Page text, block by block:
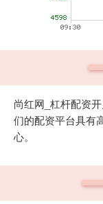
尚红网_杠杆配资
们的配资平台具有
心。